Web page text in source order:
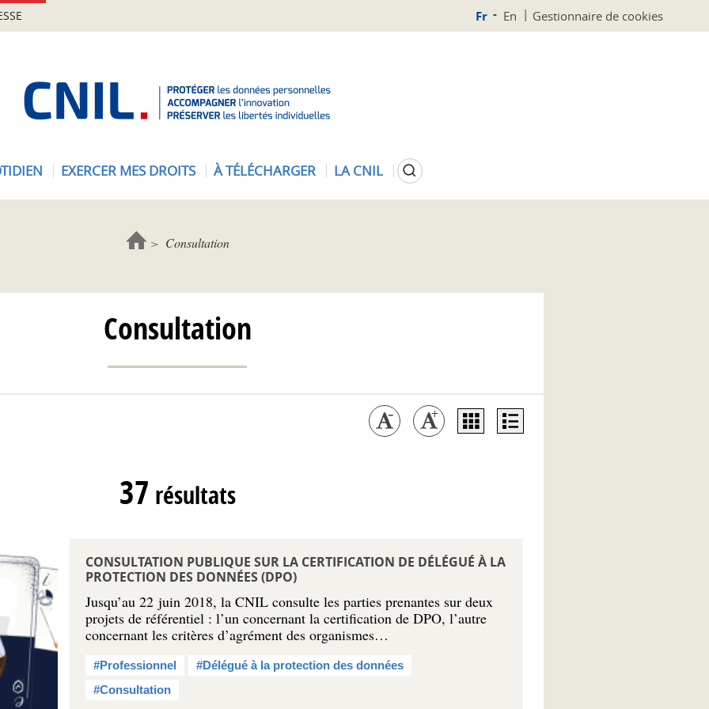
Fr En Gestionnaire de cookies
EXERCER MES DROITS À TÉLÉCHARGER LA CNIL Rechercher
Consultation
Consultation
37 résultats
CONSULTATION PUBLIQUE SUR LA CERTIFICATION DE DÉLÉGUÉ À LA
PROTECTION DES DONNÉES (DPO)
Jusqu’au 22 juin 2018, la CNIL consulte les parties prenantes sur deux
projets de référentiel : l’un concernant la certification de DPO, l’autre
concernant les critères d’agrément des organismes…
#Professionnel
#Délégué à la protection des données
#Consultation